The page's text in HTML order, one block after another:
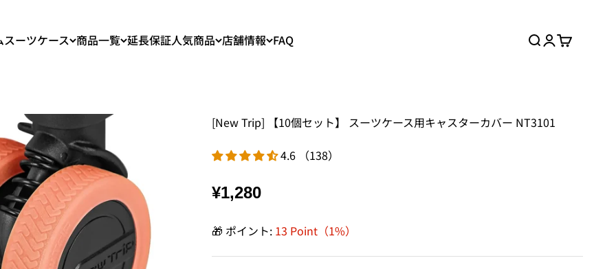
スーツケース 商品一覧 延長保証人気商品 店舗情報 FAQ 検索ログイン
カート
[New Trip] 【10個セット】 スーツケース用キャスターカバー NT3101
4.6 （138）
¥1,280
🎁 ポイント: 13 Point（1%）